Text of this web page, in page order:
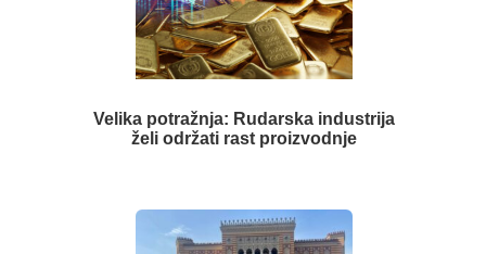
Velika potražnja: Rudarska industrija
želi održati rast proizvodnje